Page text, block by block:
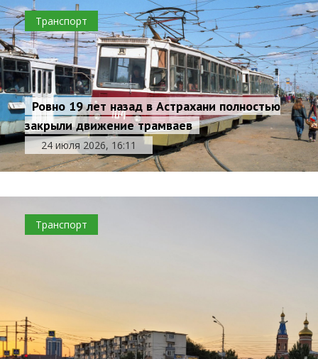
Транспорт
Ровно 19 лет назад в Астрахани полностью
закрыли движение трамваев
24 июля 2026, 16:11
Транспорт